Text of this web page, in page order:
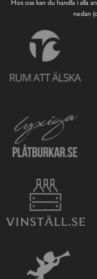
Hos oss kan du handla i alla
nedan